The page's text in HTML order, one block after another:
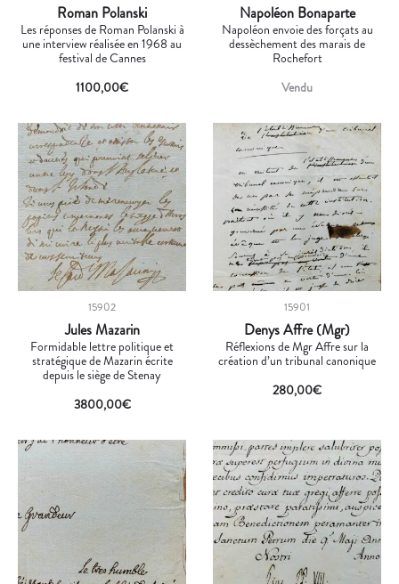
Roman Polanski
Les réponses de Roman Polanski à
une interview réalisée en 1968 au
festival de Cannes
1100,00€
Napoléon Bonaparte
Napoléon envoie des forçats au
dessèchement des marais de
Rochefort
Vendu
15902
Jules Mazarin
Formidable lettre politique et
stratégique de Mazarin écrite
depuis le siège de Stenay
3800,00€
15901
Denys Affre (Mgr)
Réflexions de Mgr Affre sur la
création d’un tribunal canonique
280,00€